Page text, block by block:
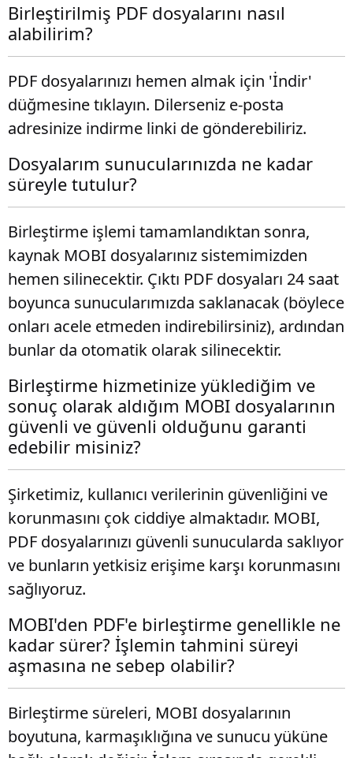
Birleştirilmiş PDF dosyalarını nasıl
alabilirim?
PDF dosyalarınızı hemen almak için 'İndir'
düğmesine tıklayın. Dilerseniz e-posta
adresinize indirme linki de gönderebiliriz.
Dosyalarım sunucularınızda ne kadar
süreyle tutulur?
Birleştirme işlemi tamamlandıktan sonra,
kaynak MOBI dosyalarınız sistemimizden
hemen silinecektir. Çıktı PDF dosyaları 24 saat
boyunca sunucularımızda saklanacak (böylece
onları acele etmeden indirebilirsiniz), ardından
bunlar da otomatik olarak silinecektir.
Birleştirme hizmetinize yüklediğim ve
sonuç olarak aldığım MOBI dosyalarının
güvenli ve güvenli olduğunu garanti
edebilir misiniz?
Şirketimiz, kullanıcı verilerinin güvenliğini ve
korunmasını çok ciddiye almaktadır. MOBI,
PDF dosyalarınızı güvenli sunucularda saklıyor
ve bunların yetkisiz erişime karşı korunmasını
sağlıyoruz.
MOBI'den PDF'e birleştirme genellikle ne
kadar sürer? İşlemin tahmini süreyi
aşmasına ne sebep olabilir?
Birleştirme süreleri, MOBI dosyalarının
boyutuna, karmaşıklığına ve sunucu yüküne